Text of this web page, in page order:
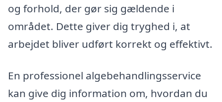
og forhold, der gør sig gældende i
området. Dette giver dig tryghed i, at
arbejdet bliver udført korrekt og effektivt.
En professionel algebehandlingsservice
kan give dig information om, hvordan du